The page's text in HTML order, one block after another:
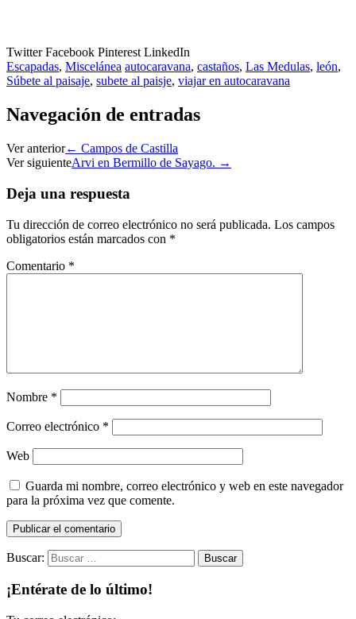
TwitterFacebook Pinterest LinkedIn
Escapadas, Miscelánea autocaravana, castaños, Las Medulas, león,
Súbete al paisaje, subete al paisje, viajar en autocaravana
Navegación de entradas
Ver anterior← Campos de Castilla
Ver siguienteArvi en Bermillo de Sayago. →
Deja una respuesta
Tu dirección de correo electrónico no será publicada. Los campos
obligatorios están marcados con *
Comentario *
Nombre *
Correo electrónico *
Web
Guarda mi nombre, correo electrónico y web en este navegador
para la próxima vez que comente.
Buscar:
¡Entérate de lo último!